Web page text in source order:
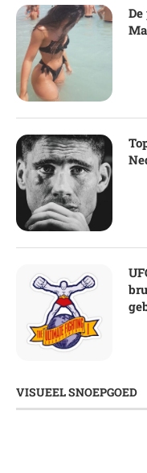
VISUEEL SNOEPGOED